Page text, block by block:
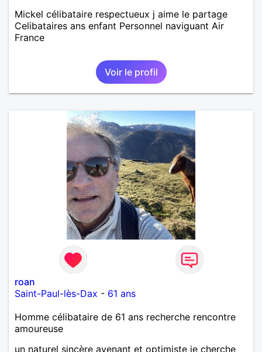
Mickel célibataire respectueux j aime le partage
Celibataires ans enfant Personnel naviguant Air
France
Voir le profil
roan
Saint-Paul-lès-Dax - 61 ans
Homme célibataire de 61 ans recherche rencontre
amoureuse
un naturel sincère avenant et optimiste je cherche